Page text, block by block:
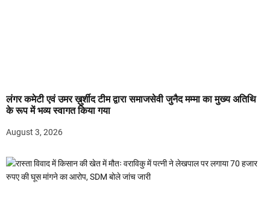
लंगर कमेटी एवं उमर ख़ुर्शीद टीम द्वारा समाजसेवी जुनैद मम्मा का मुख्य अतिथि
के रूप में भव्य स्वागत किया गया
August 3, 2026